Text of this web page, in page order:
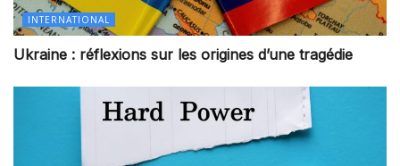
INTERNATIONAL
Ukraine : réflexions sur les origines d’une tragédie